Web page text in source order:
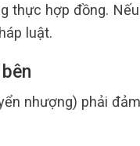
thực hợp đồng.
luật.
nhượng) phải